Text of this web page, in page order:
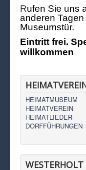
Rufen Sie uns
anderen
Museumstür.
Eintritt frei.
willkommen
HEIMATMUSEUM
HEIMATVEREIN
HEIMATLIEDER
DORFFÜHRUNGEN
WESTERHOLT